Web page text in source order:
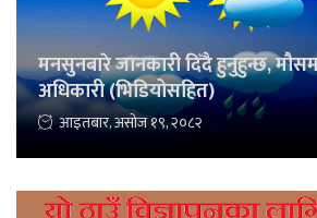
मनसुनबारे जानकारी दिँदै हुनुहुन्छ,
अधिकारी (भिडियोसहित)
आइतबार, असोज १९, २०८२